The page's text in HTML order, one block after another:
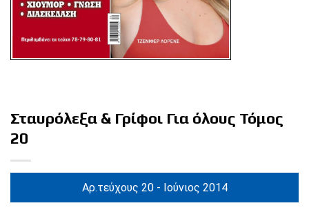
Σταυρόλεξα & Γρίφοι Για όλους Τόμος
20
Αρ.τεύχους 20 - Ιούνιος 2014